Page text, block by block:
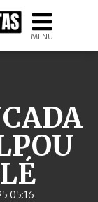
MENU
05:16